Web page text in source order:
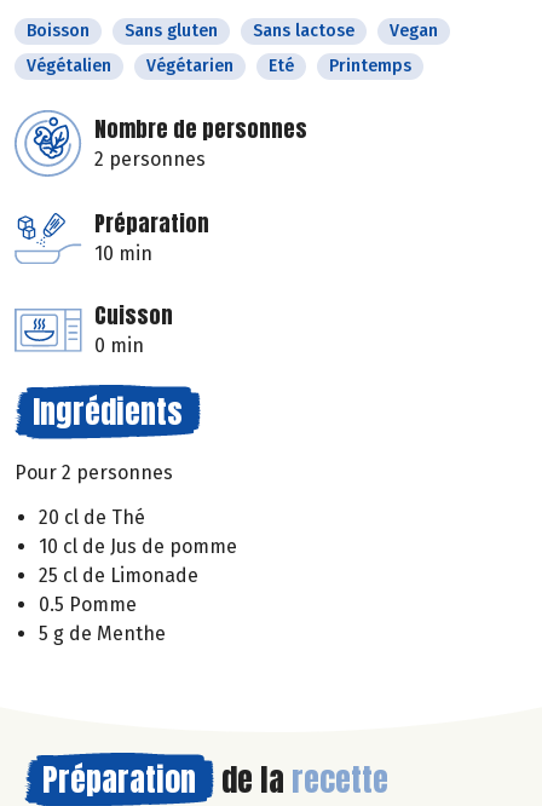
Boisson Sans gluten Sans lactose
Vegan
Végétalien
Végétarien Eté Printemps
Nombre de personnes
2 personnes
Préparation
10 min
Cuisson
0 min
Ingrédients
Pour 2 personnes
20 cl de Thé
10 cl de Jus de pomme
25 cl de Limonade
0.5 Pomme
5 g de Menthe
Préparation de la recette